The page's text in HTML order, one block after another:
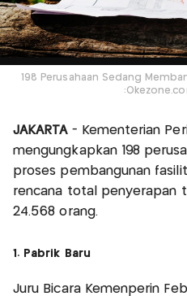
198 Perusahaan Sedang
JAKARTA - Kementerian
mengungkapkan 198
proses pembangunan
rencana total penyerapan
24.568 orang.
1. Pabrik Baru
Juru Bicara Kemenperin